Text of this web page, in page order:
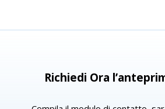
Richiedi Ora